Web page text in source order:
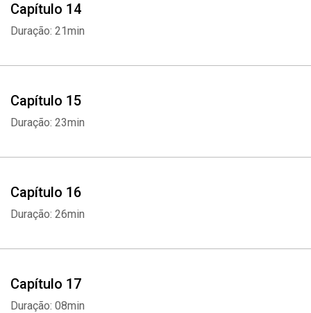
Capítulo 14
Duração: 21min
Capítulo 15
Duração: 23min
Capítulo 16
Duração: 26min
Capítulo 17
Duração: 08min